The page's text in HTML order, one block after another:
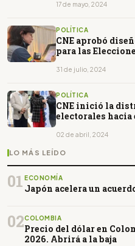
17 de mayo, 2024
POLÍTICA
CNE aprobó
para las
31 de julio, 2024
POLÍTICA
CNE inició la
electorales
02 de abril, 2024
LO MÁS LEÍDO
01 ECONOMÍA
Japón acelera un
02COLOMBIA
Precio del dólar en
2026. Abrirá a la baja